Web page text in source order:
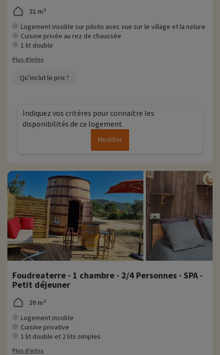
21 m²
Logement insolite sur pilotis avec vue sur le village et la nature
Cuisine privée au rez de chaussée
1 lit double
Plus d'infos
Qu’inclut le prix ?
Indiquez vos critères pour connaitre les
disponibilités de ce logement
Modifier
Foudreaterre - 1 chambre - 2/4 Personnes - SPA -
Petit déjeuner
20 m²
Logement insolite
Cuisine privative
1 lit double et 2 lits simples
Plus d'infos